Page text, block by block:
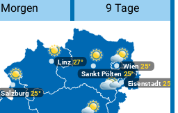
Morgen 9 Tage
Linz27°
Salzburg25°
Wien 25°
Eisenstadt 25°
Sankt Pölten 25°